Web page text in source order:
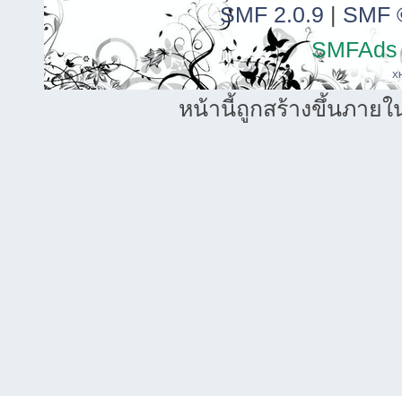
SMF 2.0.9 | SMF
SMFAds
หน้านี้ถูกสร้างขึ้นภายใ